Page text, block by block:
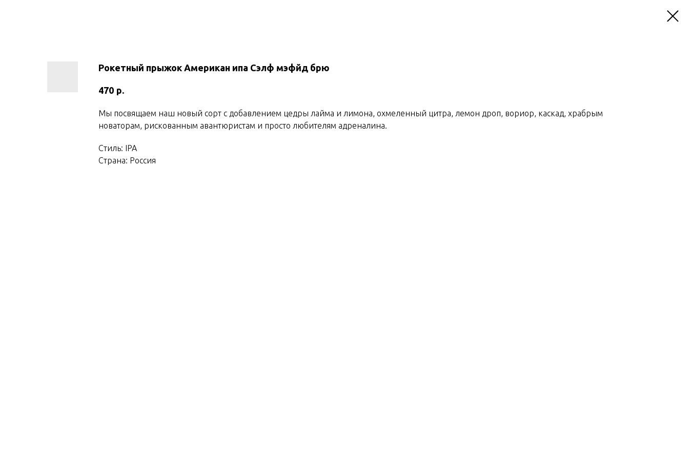
Рокетный прыжок Американ ипа Сэлф мэфйд брю
470 р.
Мы посвящаем наш новый сорт с добавлением цедры лайма и лимона, охмеленный цитра, лемон дроп, вориор, каскад, храбрым
новаторам, рискованным авантюристам и просто любителям адреналина.
Стиль: IPA
Страна: Россия